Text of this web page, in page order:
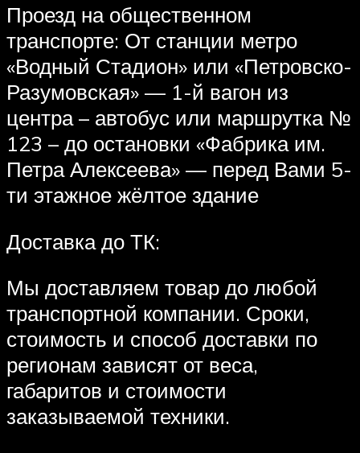
Проезд на общественном
транспорте: От станции метро
«Водный Стадион» или «Петровско-
Разумовская» — 1-й вагон из
центра – автобус или маршрутка №
123 – до остановки «Фабрика им.
Петра Алексеева» — перед Вами 5-
ти этажное жёлтое здание
Доставка до ТК:
Мы доставляем товар до любой
транспортной компании. Сроки,
стоимость и способ доставки по
регионам зависят от веса,
габаритов и стоимости
заказываемой техники.